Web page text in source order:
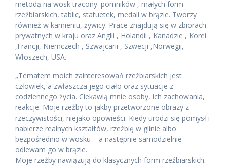
metodą na wosk tracony: pomników , małych form
rzeźbiarskich, tablic, statuetek, medali w brązie. Tworzy
również w kamieniu, żywicy. Prace znajdują się w zbiorach
prywatnych w kraju oraz Anglii , Holandii , Kanadzie , Korei
,Francji, Niemczech , Szwajcarii , Szwecji ,Norwegii,
Włoszech, USA.
„Tematem moich zainteresowań rzeźbiarskich jest
człowiek, a zwłaszcza jego ciało oraz sytuacje z
codziennego życia. Ciekawią mnie osoby, ich zachowania,
reakcje. Moje rzeźby to jakby przetworzone obrazy z
rzeczywistości, niejako opowieści. Kiedy urodzi się pomysł i
nabierze realnych kształtów, rzeźbię w glinie albo
bezpośrednio w wosku – a następnie samodzielnie
odlewam go w brązie.
Moje rzeźby nawiązują do klasycznych form rzeźbiarskich.